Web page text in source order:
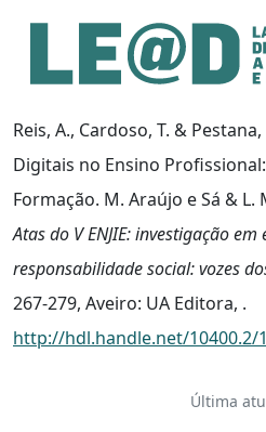
Ir para o conteúdo principal
Informações de
Mapa do site
Reis, A., Cardoso, T. &
Digitais no Ensino
Formação. M. Araújo e Sá &
Atas do V ENJIE: investigação em
responsabilidade social: vozes
267-279, Aveiro: UA Editora, .
http://hdl.handle.net/10400.2/
Última